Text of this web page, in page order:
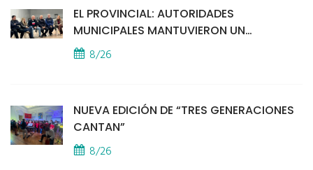
EL PROVINCIAL: AUTORIDADES
MUNICIPALES MANTUVIERON UN
ENCUENTRO CON VECINOS POR LA
SEGURIDAD
8/26
NUEVA EDICIÓN DE “TRES GENERACIONES
CANTAN”
8/26